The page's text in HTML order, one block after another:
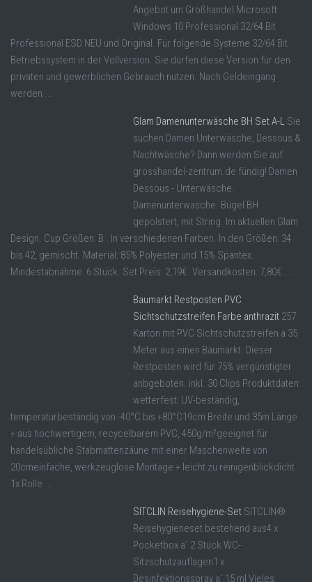
Angebot um Großhandel Microsoft
Windows 10 Professional 32/64 Bit
Professional ESD NEU und Original. Für folgende Systeme 32/64 Bit
Betriebssystem in der Vollversion. Sie dürfen diese Version für den
privaten und gewerblichen Gebrauch nutzen. Nach Geldeingang
werden ...
Glam Damenunterwäsche BH Set A-L Sie
suchen Damen Unterwäsche, Dessous &
Nachtwäsche? Dann werden Sie auf
grosshandel-zentrum.de fündig! Damen
Dessous - Unterwäsche.
Damenunterwäsche. Bügel BH
gepolstert, mit String. Im aktuellen Glam
Design. Cup Größen: B . In verschiedenen Farben. In den Größen: 34
bis 42, gemischt. Material: 85% Polyester und 15% Spantex.
Mindestabnahme: 6 Stück. Set Preis: 2,19€. Versandkosten: 7,80€ ...
Baumarkt Restposten PVC
Sichtschutzstreifen Farbe anthrazit 257
Karton mit PVC Sichtschutzstreifen a 35
Meter aus einen Baumarkt. Dieser
Restposten wird für 75% vergünstigter
anbgeboten. inkl. 30 Clips Produktdaten:
wetterfest: UV-beständig,
temperaturbeständig von -40°C bis +80°C19cm Breite und 35m Länge
+ aus hochwertigem, recycelbarem PVC, 450g/m²geeignet für
handelsübliche Stabmattenzäune mit einer Maschenweite von
20cmeinfache, werkzeuglose Montage + leicht zu reinigenblickdicht
1x Rolle ...
SITCLIN Reisehygiene-Set SITCLIN®
Reisehygieneset bestehend aus4 x
Pocketbox a´ 2 Stück WC-
Sitzschutzauflagen1 x
Desinfektionsspray a´ 15 ml Vieles